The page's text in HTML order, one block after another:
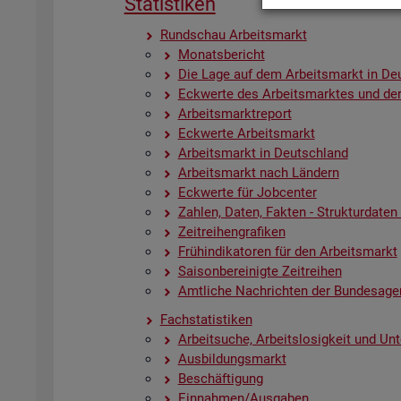
Rund­schau Ar­beits­markt
Mo­nats­be­richt
Die Lage auf dem Ar­beits­markt in
Eck­wer­te des Ar­beits­mark­tes und
Ar­beits­markt­re­port
Eck­wer­te Ar­beits­markt
Ar­beits­markt in Deutsch­land
Ar­beits­markt nach Län­dern
Eck­wer­te für Job­cen­ter
Zah­len, Daten, Fak­ten -
Zeit­rei­hen­gra­fi­ken
Früh­in­di­ka­to­ren für den Ar­beits­markt
Sai­son­be­rei­nig­te Zeit­rei­hen
Amt­li­che Nach­rich­ten der
Fach­sta­tis­ti­ken
Ar­beit­su­che, Ar­beits­lo­sig­keit und
Aus­bil­dungs­markt
Be­schäf­ti­gung